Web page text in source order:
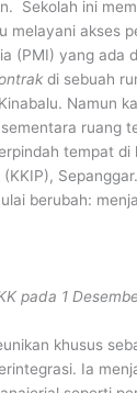
Sekolah ini
melayani akses
(PMI) yang ada
di sebuah
Namun
ruang
tempat di
berubah:
pada 1
khusus
Ia